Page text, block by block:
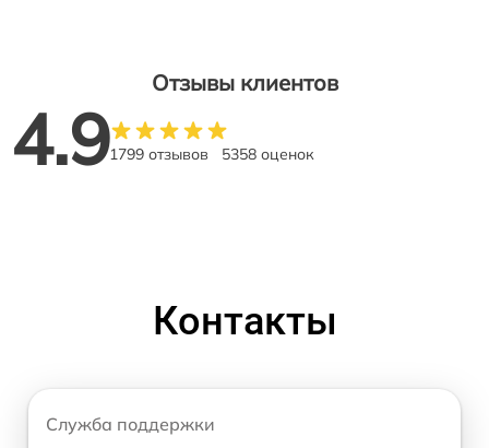
Отзывы клиентов
4.91799 отзывов 5358 оценок
Контакты
Служба поддержки